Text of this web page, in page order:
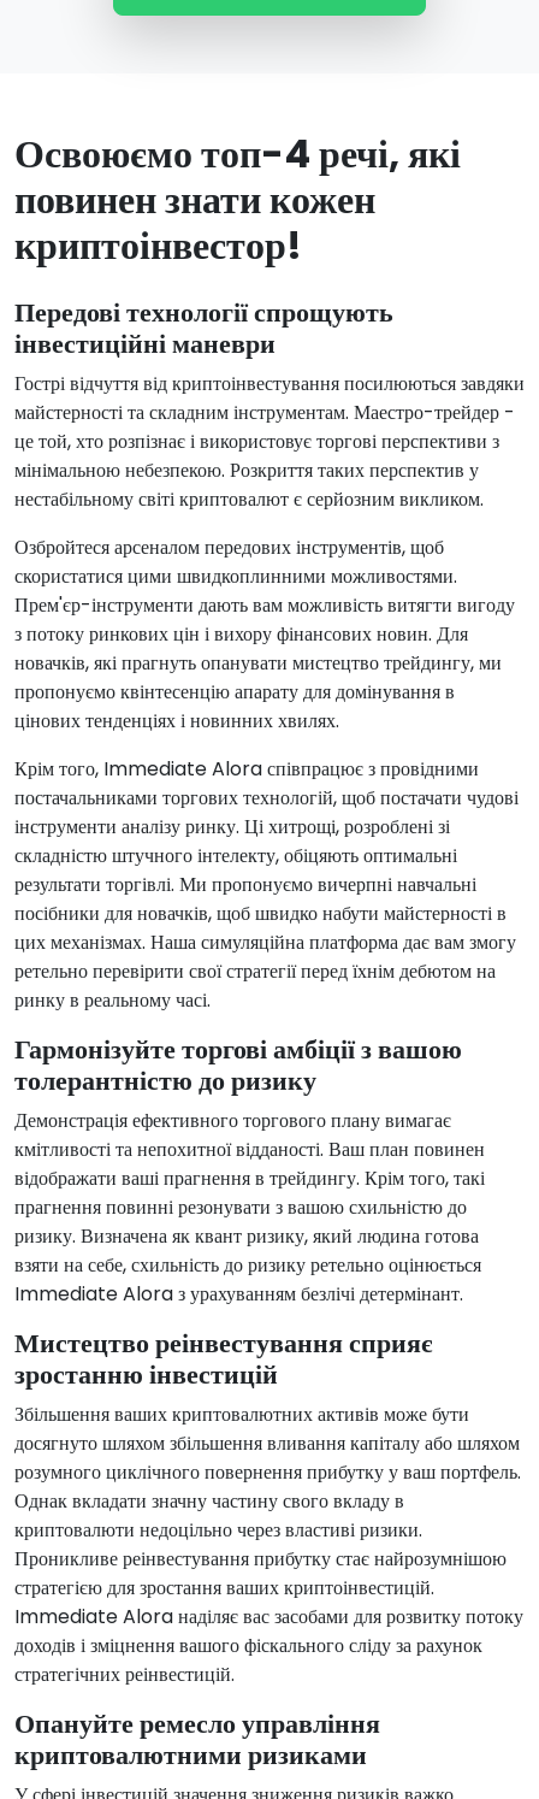
Освоюємо топ-4 речі, які
повинен знати кожен
криптоінвестор!
Передові технології спрощують
інвестиційні маневри
Гострі відчуття від криптоінвестування посилюються завдяки
майстерності та складним інструментам. Маестро-трейдер -
це той, хто розпізнає і використовує торгові перспективи з
мінімальною небезпекою. Розкриття таких перспектив у
нестабільному світі криптовалют є серйозним викликом.
Озбройтеся арсеналом передових інструментів, щоб
скористатися цими швидкоплинними можливостями.
Прем'єр-інструменти дають вам можливість витягти вигоду
з потоку ринкових цін і вихору фінансових новин. Для
новачків, які прагнуть опанувати мистецтво трейдингу, ми
пропонуємо квінтесенцію апарату для домінування в
цінових тенденціях і новинних хвилях.
Крім того, Immediate Alora співпрацює з провідними
постачальниками торгових технологій, щоб постачати чудові
інструменти аналізу ринку. Ці хитрощі, розроблені зі
складністю штучного інтелекту, обіцяють оптимальні
результати торгівлі. Ми пропонуємо вичерпні навчальні
посібники для новачків, щоб швидко набути майстерності в
цих механізмах. Наша симуляційна платформа дає вам змогу
ретельно перевірити свої стратегії перед їхнім дебютом на
ринку в реальному часі.
Гармонізуйте торгові амбіції з вашою
толерантністю до ризику
Демонстрація ефективного торгового плану вимагає
кмітливості та непохитної відданості. Ваш план повинен
відображати ваші прагнення в трейдингу. Крім того, такі
прагнення повинні резонувати з вашою схильністю до
ризику. Визначена як квант ризику, який людина готова
взяти на себе, схильність до ризику ретельно оцінюється
Immediate Alora з урахуванням безлічі детермінант.
Мистецтво реінвестування сприяє
зростанню інвестицій
Збільшення ваших криптовалютних активів може бути
досягнуто шляхом збільшення вливання капіталу або шляхом
розумного циклічного повернення прибутку у ваш портфель.
Однак вкладати значну частину свого вкладу в
криптовалюти недоцільно через властиві ризики.
Проникливе реінвестування прибутку стає найрозумнішою
стратегією для зростання ваших криптоінвестицій.
Immediate Alora наділяє вас засобами для розвитку потоку
доходів і зміцнення вашого фіскального сліду за рахунок
стратегічних реінвестицій.
Опануйте ремесло управління
криптовалютними ризиками